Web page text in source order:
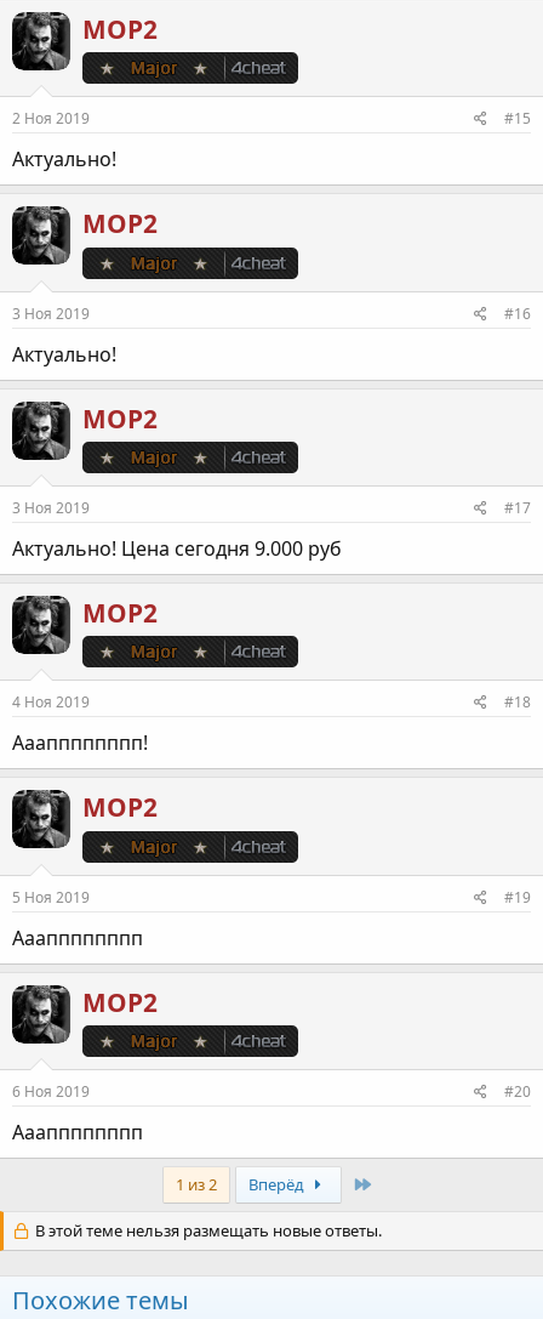
МОР2
2 Ноя 2019 #15
Актуально!
МОР2
3 Ноя 2019 #16
Актуально!
МОР2
3 Ноя 2019 #17
Актуально! Цена сегодня 9.000 руб
МОР2
4 Ноя 2019 #18
Ааапппппппп!
МОР2
5 Ноя 2019 #19
Ааапппппппп
МОР2
6 Ноя 2019 #20
Ааапппппппп
1 из 2 Вперёд
В этой теме нельзя размещать новые ответы.
Похожие темы